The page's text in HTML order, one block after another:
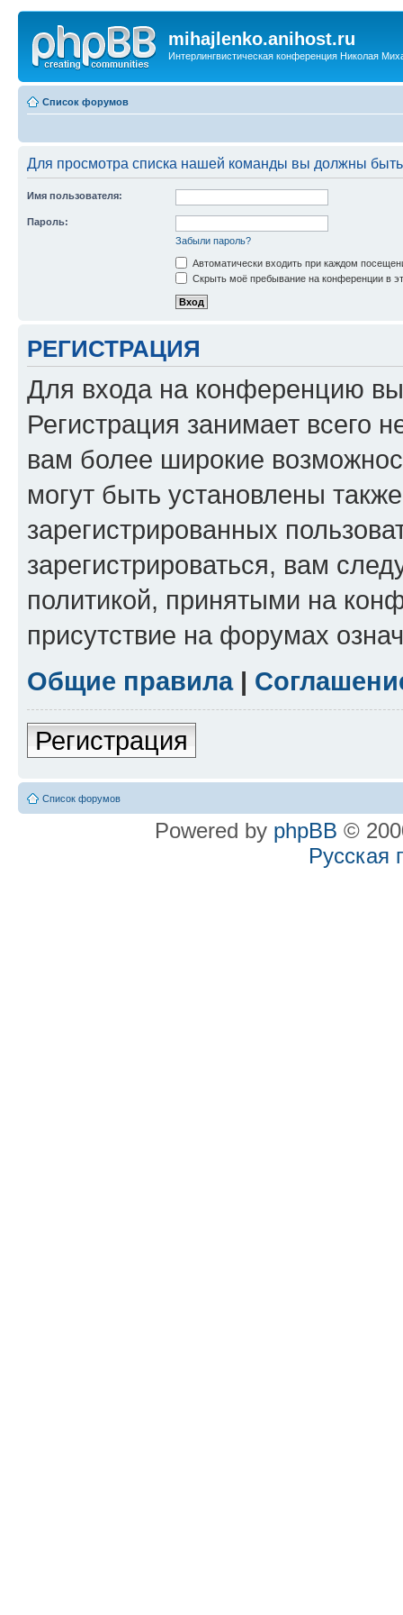
mihajlenko.anihost.ru
Интерлингвистическая конференция Николая
Список форумов
Для просмотра списка нашей команды вы должны
Имя пользователя:
Пароль:
Забыли пароль?
Автоматически входить при каждом
Скрыть моё пребывание на конференции в
РЕГИСТРАЦИЯ
Для входа на конференцию
Регистрация занимает всего
вам более широкие
могут быть установлены
зарегистрированных
зарегистрироваться, вам
политикой, принятыми на
присутствие на форумах
Общие правила|
Регистрация
Список форумов
Powered by phpBB ©
Русская